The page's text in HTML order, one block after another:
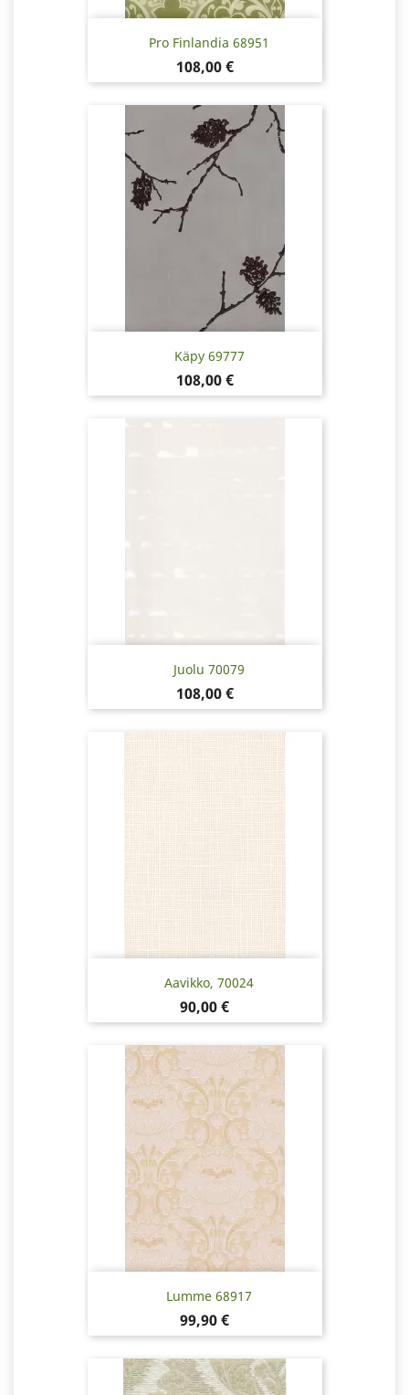
Pro Finlandia 68951
Hinta
108,00 €
Käpy 69777
Hinta
108,00 €
Juolu 70079
Hinta
108,00 €
Aavikko, 70024
Hinta
90,00 €
Lumme 68917
Hinta
99,90 €